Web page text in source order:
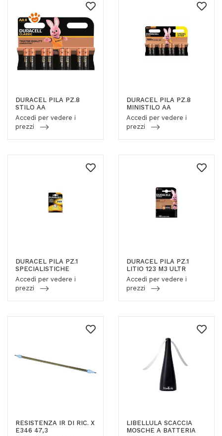
DURACEL PILA PZ.8
STILO AA
Accedi per vedere i
prezzi
DURACEL PILA PZ.8
MINISTILO AA
Accedi per vedere i
prezzi
DURACEL PILA PZ.1
SPECIALISTICHE
Accedi per vedere i
prezzi
DURACEL PILA PZ.1
LITIO 123 M3 ULTR
Accedi per vedere i
prezzi
RESISTENZA IR DI RIC. X
E346 47,3
LIBELLULA SCACCIA
MOSCHE A BATTERIA